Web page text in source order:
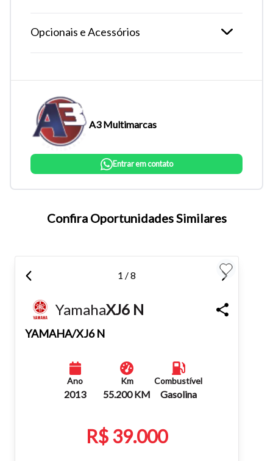
Tamanho do texto
atalhos Ctrl+ (para aumentar) e Ctrl- (para diminuir) no seu
teclado.
Fechar
Opcionais e Acessórios
A3 Multimarcas
Entrar em contato
Confira Oportunidades Similares
1 / 8
YamahaXJ6 N
YAMAHA/XJ6 N
Ano
2013
Km
55.200 KM
Combustível
Gasolina
R$ 39.000